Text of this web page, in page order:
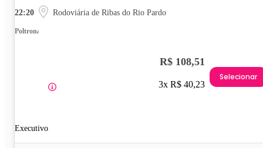
22:20 Rodoviária de Ribas do Rio Pardo
Poltrona
Executivo
R$ 108,51
3x R$ 40,23
Selecionar